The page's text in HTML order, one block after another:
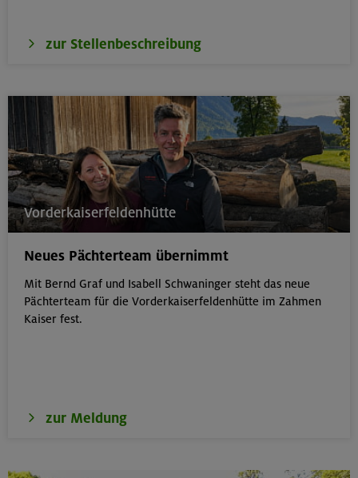
zur Stellenbeschreibung
Vorderkaiserfeldenhütte
Neues Pächterteam übernimmt
Mit Bernd Graf und Isabell Schwaninger steht das neue
Pächterteam für die Vorderkaiserfeldenhütte im Zahmen
Kaiser fest.
zur Meldung